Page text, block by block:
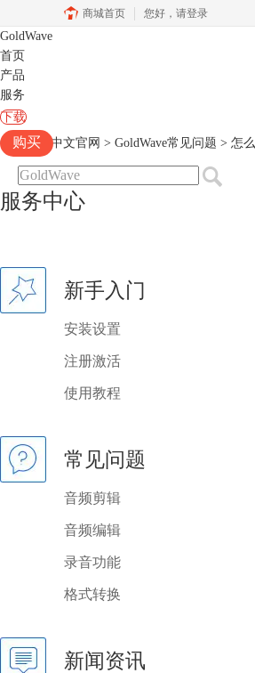
商城首页 您好， 请登录
GoldWave
首页
产品
服务
下载
购买
Goldwave中文官网 > GoldWave常见问题 > 怎
服务中心
新手入门
安装设置
注册激活
使用教程
常见问题
音频剪辑
音频编辑
录音功能
格式转换
新闻资讯